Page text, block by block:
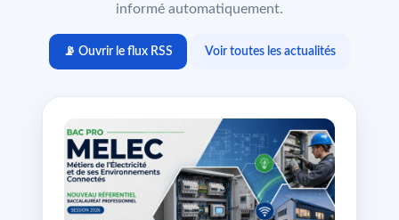
informé automatiquement.
📡 Ouvrir le flux RSS Voir toutes les actualités